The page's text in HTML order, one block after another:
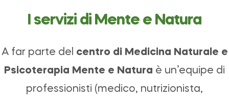
I servizi di Mente e Natura
A far parte del centro di Medicina Naturale e
Psicoterapia Mente e Natura è un’equipe di
professionisti (medico, nutrizionista,